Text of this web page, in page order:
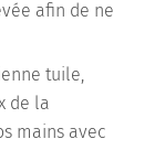
afin de ne
tuile,
de la
mains avec